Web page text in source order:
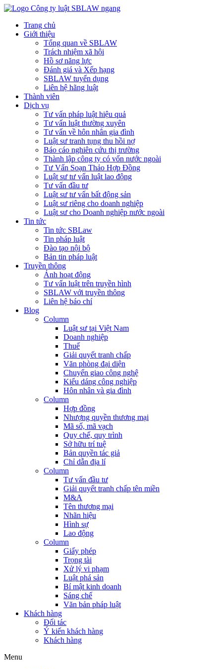
Trang chủ
Giới thiệu
Tổng quan về SBLAW
Trách nhiệm xã hội
Hồ sơ năng lực
Đánh giá và Xếp hạng
SBLAW tuyển dụng
Liên hệ hãng luật
Thành viên
Dịch vụ
Tư vấn pháp luật hiệu quả
Tư vấn luật thường xuyên
Tư vấn về hôn nhân gia đình
Luật sư tranh tụng thu hồi nợ
Báo cáo nghiên cứu thị trường
Thành lập công ty có vốn nước ngoài
Tư Vấn Soạn Thảo Hợp Đồng
Luật sư tư vấn luật lao động
Tư vấn đầu tư
Luật sư tư vấn bất động sản
Luật sư riêng cho doanh nghiệp
Luật sư cho Doanh nghiệp nước ngoài
Tin tức
Tin tức SBLaw
Tin pháp luật
Đào tạo nội bộ
Bản tin pháp luật
Truyền thông
Ảnh hoạt động
Tư vấn luật trên truyền hình
SBLAW với truyền thông
Liên hệ báo chí
Blog
Column
Luật sư tại Việt Nam
Doanh nghiệp
Thuế
Giải quyết tranh chấp
Văn phòng đại diện
Chuyển giao công nghệ
Kiểu dáng công nghiệp
Hôn nhân và gia đình
Column
Hợp đồng
Nhượng quyền thương mại
Mã số, mã vạch
Quy chế, quy trình
Sở hữu trí tuệ
Bản quyền tác giả
Chỉ dẫn địa lí
Column
Tư vấn đầu tư
Giải quyết tranh chấp tên miền
M&A
Tên thương mại
Nhãn hiệu
Hình sự
Lao động
Column
Giấy phép
Trọng tài
Xử lý vi phạm
Luật phá sản
Bí mật kinh doanh
Sáng chế
Văn bản pháp luật
Khách hàng
Đối tác
Ý kiến khách hàng
Khách hàng
Menu